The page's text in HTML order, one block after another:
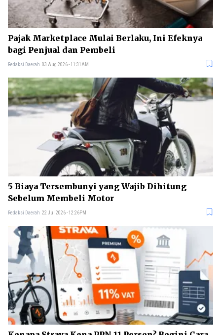
Pajak Marketplace Mulai Berlaku, Ini Efeknya
bagi Penjual dan Pembeli
Redaksi Daerah 03 Aug 2026 - 11:31AM
5 Biaya Tersembunyi yang Wajib Dihitung
Sebelum Membeli Motor
Redaksi Daerah 22 Jul 2026 - 12:26PM